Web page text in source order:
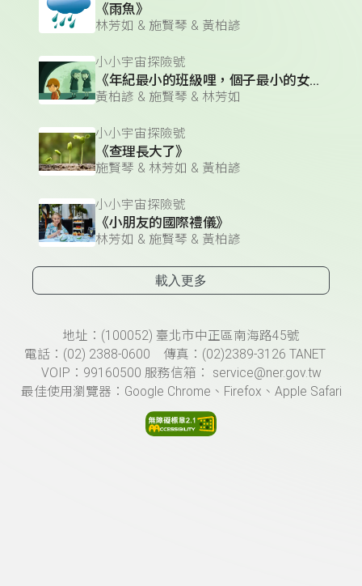
《雨魚》
林芳如 & 施賢琴 & 黃柏諺
小小宇宙探險號
《年紀最小的班級哩，個子最小的女孩》
黃柏諺 & 施賢琴 & 林芳如
小小宇宙探險號
《查理長大了》
施賢琴 & 林芳如 & 黃柏諺
小小宇宙探險號
《小朋友的國際禮儀》
林芳如 & 施賢琴 & 黃柏諺
載入更多
頁尾資訊地址：(100052) 臺北市中正區南海路45號
電話：(02) 2388-0600 傳真：(02)2389-3126 TANET
VOIP：99160500 服務信箱： service@ner.gov.tw
最佳使用瀏覽器：Google Chrome、Firefox、Apple Safari